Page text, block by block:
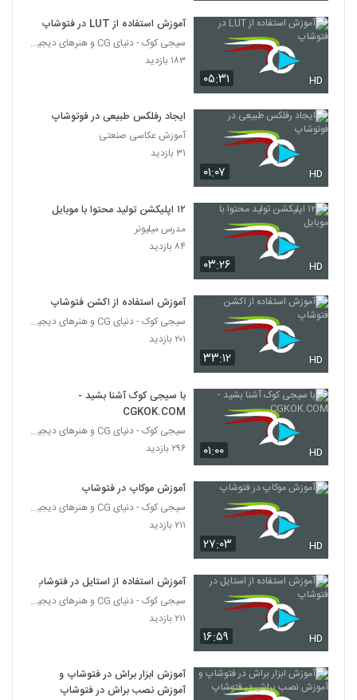
۰۵:۳۱ HD
آموزش استفاده از LUT در فتوشاپ
سیجی کوک - دنیای CG و هنرهای دیجیتال
۱۸۳ بازدید
۰۱:۰۷ HD
ایجاد رفلکس طبیعی در فوتوشاپ
آموزش عکاسی صنعتی
۳۱ بازدید
۰۳:۲۶ HD
۱۲ اپلیکشن تولید محتوا با موبایل
مدرس میلیونر
۸۴ بازدید
۳۳:۱۲ HD
آموزش استفاده از اکشن فتوشاپ
سیجی کوک - دنیای CG و هنرهای دیجیتال
۲۰۱ بازدید
۰۱:۰۰ HD
با سیجی کوک آشنا بشید -
CGKOK.COM
سیجی کوک - دنیای CG و هنرهای دیجیتال
۲۹۶ بازدید
۲۷:۰۳ HD
آموزش موکاپ در فتوشاپ
سیجی کوک - دنیای CG و هنرهای دیجیتال
۲۱۱ بازدید
۱۶:۵۹ HD
آموزش استفاده از استایل در فتوشاپ
سیجی کوک - دنیای CG و هنرهای دیجیتال
۲۱۱ بازدید
آموزش ابزار براش در فتوشاپ و
آموزش نصب براش در فتوشاپ